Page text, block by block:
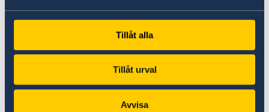
Tillåt alla
Tillåt urval
Avvisa
Boka tid
För besök till den konsulära avdelningen på
ambassaden krävs tidsbokning. Du bokar tid
genom att mejla ambassaden.dhaka@gov.se.